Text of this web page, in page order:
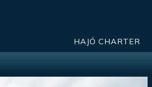
HAJÓ CHARTER